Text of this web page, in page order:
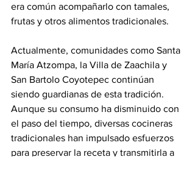
era común acompañarlo con tamales,
frutas y otros alimentos tradicionales.
Actualmente, comunidades como Santa
María Atzompa, la Villa de Zaachila y
San Bartolo Coyotepec continúan
siendo guardianas de esta tradición.
Aunque su consumo ha disminuido con
el paso del tiempo, diversas cocineras
tradicionales han impulsado esfuerzos
para preservar la receta y transmitirla a